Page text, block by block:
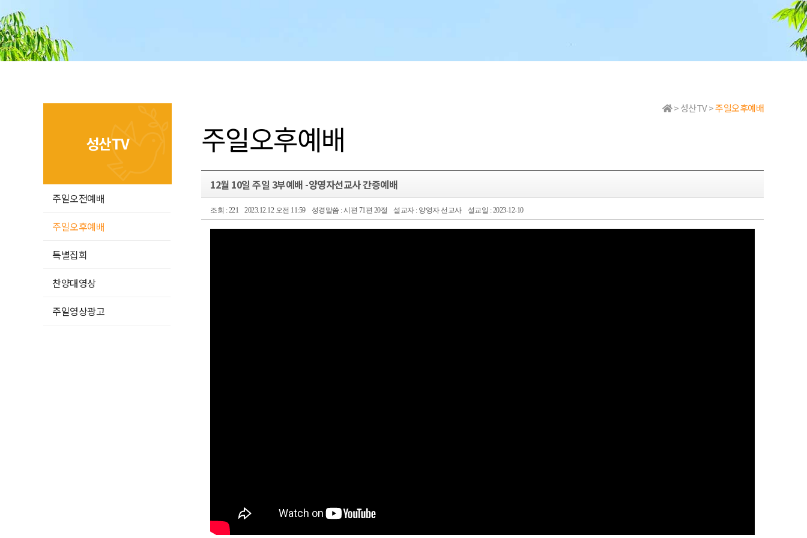
성산TV
주일오전예배
주일오후예배
특별집회
찬양대영상
주일영상광고
> 성산TV >주일오후예배
주일오후예배
12월 10일 주일 3부예배 -양영자선교사 간증예배
조회 : 221 2023.12.12 오전 11:59 성경말씀 : 시편 71편 20절 설교자 : 양영자 선교사 설교일 : 2023-12-10